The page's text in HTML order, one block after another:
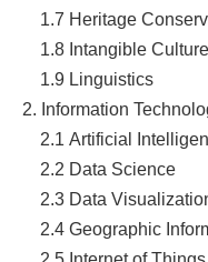
1.7 Heritage
1.8 Intangible Culture
1.9 Linguistics
2. Information
2.1 Artificial
2.2 Data Science
2.3 Data
2.4 Geographic